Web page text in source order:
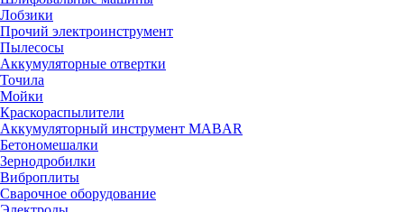
Лобзики
Прочий электроинструмент
Пылесосы
Аккумуляторные отвертки
Точила
Мойки
Краскораспылители
Аккумуляторный инструмент MABAR
Бетономешалки
Зернодробилки
Виброплиты
Сварочное оборудование